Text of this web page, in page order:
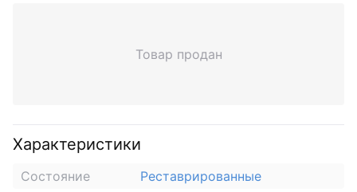
Товар продан
Характеристики
Состояние
Реставрированные